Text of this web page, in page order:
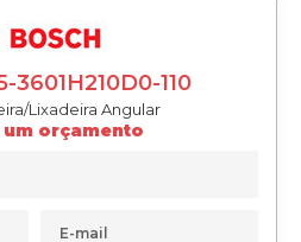
3601H210D0-110
Lixadeira Angular
orçamento